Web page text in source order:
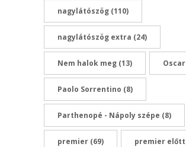
nagylátószög (110)
nagylátószög extra (24)
Nem halok meg (13) Oscar
Paolo Sorrentino (8)
Parthenopé - Nápoly szépe (8)
premier (69) premier előtt